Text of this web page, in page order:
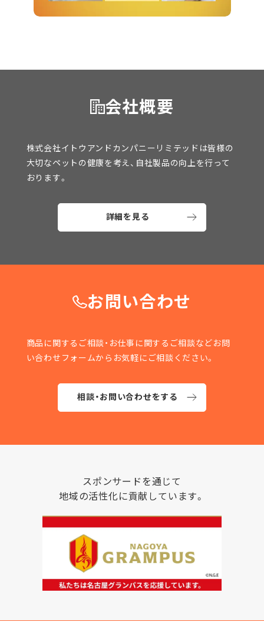
会社概要
株式会社イトウアンドカンパニーリミテッドは皆様の
大切なペットの健康を考え、自社製品の向上を行って
おります。
詳細を見る
お問い合わせ
商品に関するご相談・お仕事に関するご相談などお問
い合わせフォームからお気軽にご相談ください。
相談・お問い合わせをする
スポンサードを通じて
地域の活性化に貢献しています。